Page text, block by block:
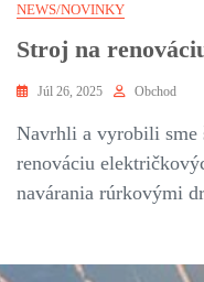
NEWS/NOVINKY
Stroj na
Júl 26, 2025 Obchod
Navrhli a vyrobili sme
renováciu
navárania rúrkovými